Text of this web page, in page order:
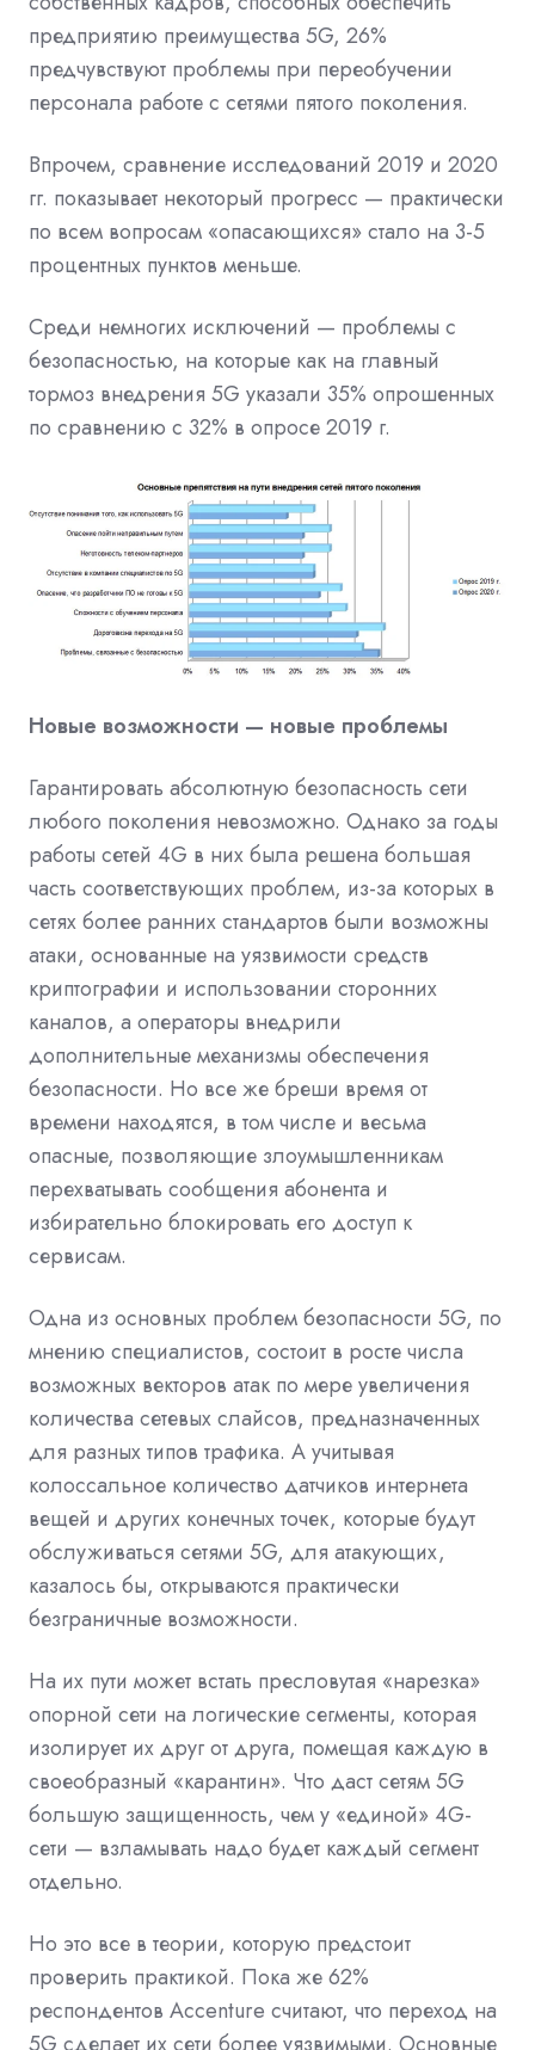
предприятию преимущества 5G, 26%
предчувствуют проблемы при переобучении
персонала работе с сетями пятого поколения.
Впрочем, сравнение исследований 2019 и 2020
гг. показывает некоторый прогресс — практически
по всем вопросам «опасающихся» стало на 3-5
процентных пунктов меньше.
Среди немногих исключений — проблемы с
безопасностью, на которые как на главный
тормоз внедрения 5G указали 35% опрошенных
по сравнению с 32% в опросе 2019 г.
Новые возможности — новые проблемы
Гарантировать абсолютную безопасность сети
любого поколения невозможно. Однако за годы
работы сетей 4G в них была решена большая
часть соответствующих проблем, из-за которых в
сетях более ранних стандартов были возможны
атаки, основанные на уязвимости средств
криптографии и использовании сторонних
каналов, а операторы внедрили
дополнительные механизмы обеспечения
безопасности. Но все же бреши время от
времени находятся, в том числе и весьма
опасные, позволяющие злоумышленникам
перехватывать сообщения абонента и
избирательно блокировать его доступ к
сервисам.
Одна из основных проблем безопасности 5G, по
мнению специалистов, состоит в росте числа
возможных векторов атак по мере увеличения
количества сетевых слайсов, предназначенных
для разных типов трафика. А учитывая
колоссальное количество датчиков интернета
вещей и других конечных точек, которые будут
обслуживаться сетями 5G, для атакующих,
казалось бы, открываются практически
безграничные возможности.
На их пути может встать пресловутая «нарезка»
опорной сети на логические сегменты, которая
изолирует их друг от друга, помещая каждую в
своеобразный «карантин». Что даст сетям 5G
большую защищенность, чем у «единой» 4G-
сети — взламывать надо будет каждый сегмент
отдельно.
Но это все в теории, которую предстоит
проверить практикой. Пока же 62%
респондентов Accenture считают, что переход на